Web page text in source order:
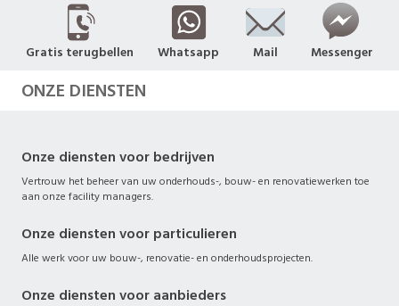
Gratis terugbellen Whatsapp Mail Messenger
ONZE DIENSTEN
Onze diensten voor bedrijven
Vertrouw het beheer van uw onderhouds-, bouw- en renovatiewerken toe
aan onze facility managers.
Onze diensten voor particulieren
Alle werk voor uw bouw-, renovatie- en onderhoudsprojecten.
Onze diensten voor aanbieders